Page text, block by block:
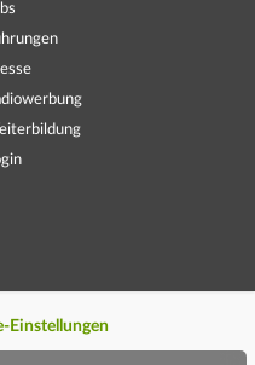
Einstellungen